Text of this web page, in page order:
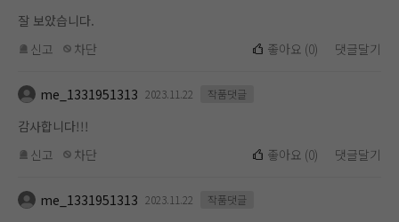
잘 보았습니다.
신고
차단 좋아요 (0) 댓글달기
me_1331951313 2023.11.22 작품댓글
감사합니다!!!
신고
차단 좋아요 (0) 댓글달기
me_1331951313 2023.11.22 작품댓글